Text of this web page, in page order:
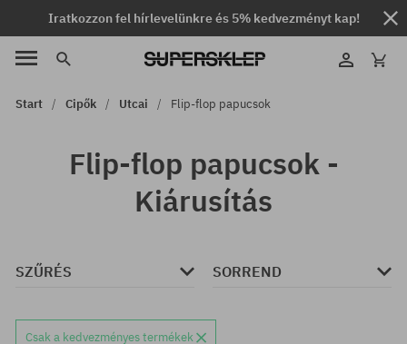
Iratkozzon fel hírlevelünkre és 5% kedvezményt kap!
Start Cipők Utcai Flip-flop papucsok
Flip-flop papucsok -
Kiárusítás
SZŰRÉS SORREND
Csak a kedvezményes termékek